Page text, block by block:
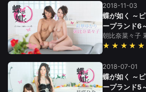
2018-11-03
蝶が如く ～
ープランド6
朝比奈菜々子
★★★★★
2018-07-01
蝶が如く ～
ープランド5